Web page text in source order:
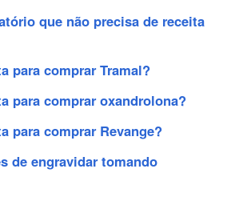
que não precisa de receita
para comprar Tramal?
para comprar oxandrolona?
para comprar Revange?
de engravidar tomando